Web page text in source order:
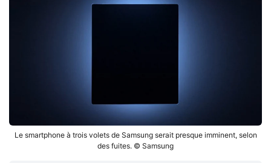
Le smartphone à trois volets de Samsung serait presque imminent, selon
des fuites. © Samsung